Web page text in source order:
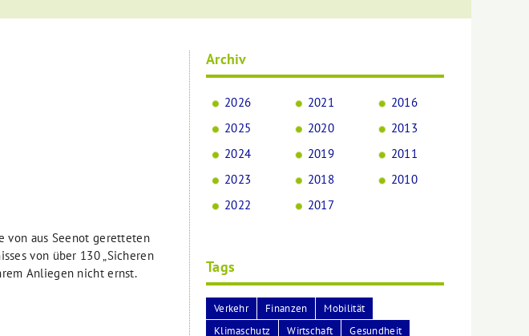
von aus Seenot geretteten
von über 130 „Sicheren
Anliegen nicht ernst.
Archiv
2026
2025
2024
2023
2022
2021
2020
2019
2018
2017
2016
2013
2011
2010
Tags
Verkehr Finanzen
Mobilität
Klimaschutz
Wirtschaft
Gesundheit